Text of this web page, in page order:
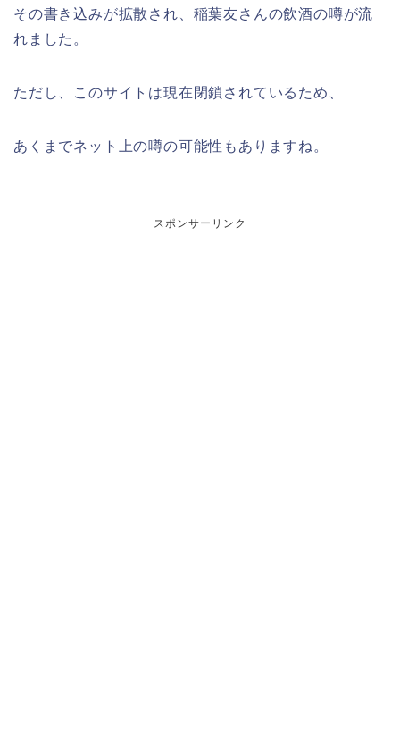
その書き込みが拡散され、稲葉友さんの飲酒の噂が流
れました。
ただし、このサイトは現在閉鎖されているため、
あくまでネット上の噂の可能性もありますね。
スポンサーリンク